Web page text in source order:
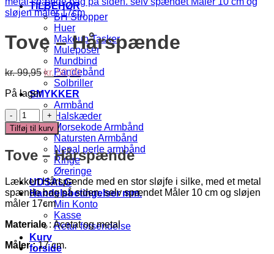
TILBEHØR
BH Stropper
Huer
Makeup Tasker
Muleposer
Mundbind
Pandebånd
Solbriller
SMYKKER
Armbånd
Halskæder
Morsekode Armbånd
Natursten Armbånd
Nepal perle armbånd
Ringe
Øreringe
UDSALG
Handelsbetingelser mm.
Min Konto
Kasse
Retur forsendelse
Kurv
forside
Tove – Hårspænde
kr.99,95Den
oprindelige
pris
var:
kr. 99,95.
kr.50,00Den
aktuelle
er:
kr. 50,00.
På lager
Tove
-
Hårspænde
Tilføj til kurv
Tove – Hårspænde
Lækkert Hårspænde med en stor sløjfe i silke, med et metal
spænde bag på siden. selv spændet Måler 10 cm og sløjen
måler 17cm
Materiale: Acetat og metal
Måler :17 cm.